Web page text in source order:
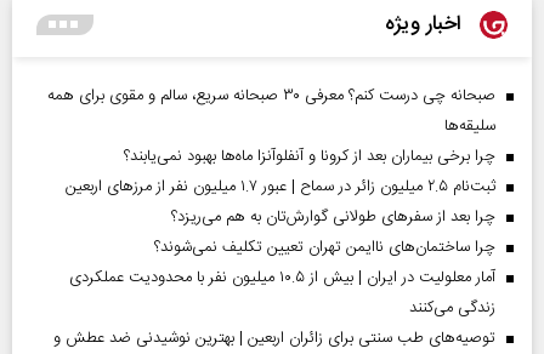
اخبار ویژه
صبحانه چی درست کنم؟ معرفی ۳۰ صبحانه سریع، سالم و مقوی برای همه
سلیقه‌ها
چرا برخی بیماران بعد از کرونا و آنفلوآنزا ماه‌ها بهبود نمی‌یابند؟
ثبت‌نام ۲.۵ میلیون زائر در سماح | عبور ۱.۷ میلیون نفر از مرز‌های اربعین
چرا بعد از سفرهای طولانی گوارش‌تان به هم می‌ریزد؟
چرا ساختمان‌های ناایمن تهران تعیین تکلیف نمی‌شوند؟
آمار معلولیت در ایران | بیش از ۱۰.۵ میلیون نفر با محدودیت عملکردی
زندگی می‌کنند
توصیه‌های طب سنتی برای زائران اربعین | بهترین نوشیدنی ضد عطش و